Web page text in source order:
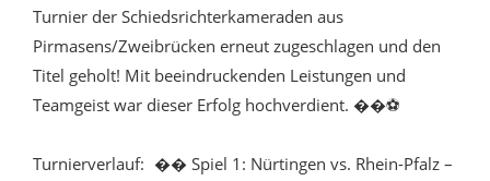
Turnier der Schiedsrichterkameraden aus
Pirmasens/Zweibrücken erneut zugeschlagen und den
Titel geholt! Mit beeindruckenden Leistungen und
Teamgeist war dieser Erfolg hochverdient. ��⚽
Turnierverlauf: �� Spiel 1: Nürtingen vs. Rhein-Pfalz –